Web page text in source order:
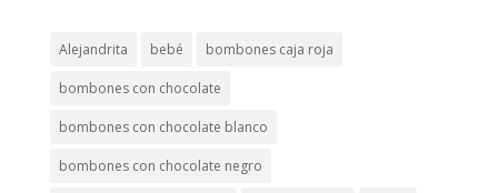
Alejandrita bebé bombones caja roja
bombones con chocolate
bombones con chocolate blanco
bombones con chocolate negro